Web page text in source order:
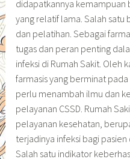
didapatkannya kemampuan
yang relatif lama. Salah
dan pelatihan. Sebagai
tugas dan peran penting
infeksi di Rumah Sakit. Oleh
farmasis yang berminat
perlu menambah ilmu dan
pelayanan CSSD. Rumah
pelayanan kesehatan,
terjadinya infeksi bagi
Salah satu indikator